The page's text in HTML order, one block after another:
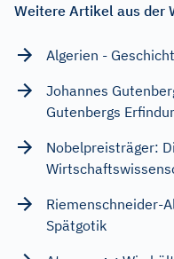
Weitere Artikel aus der
Algerien -
Johannes
Gutenbergs
Nobelpreisträger:
Riemenschneider-
Spätgotik